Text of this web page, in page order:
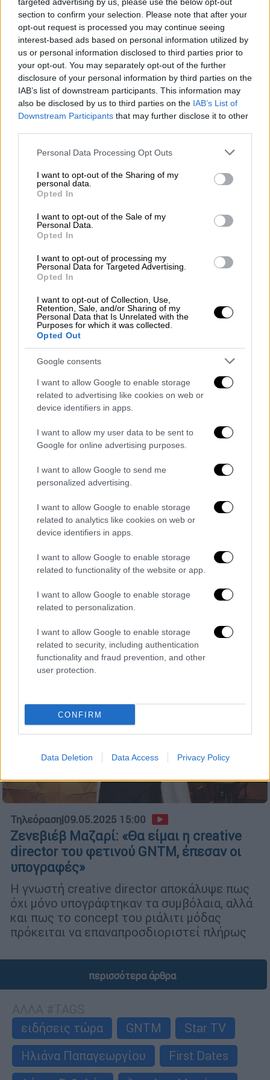
section to confirm your selection. Please note that after your
opt-out request is processed you may continue seeing
interest-based ads based on personal information utilized by
us or personal information disclosed to third parties prior to
your opt-out. You may separately opt-out of the further
disclosure of your personal information by third parties on the
IAB’s list of downstream participants. This information may
also be disclosed by us to third parties on the IAB’s List of
Downstream Participants that may further disclose it to other
Please note that this website/app uses one or more Google
not limited to your visit or usage behaviour. You may click to
grant or deny consent to Google and its third-party tags to
use your data for below specified purposes in below Google
consent section.
Personal Data Processing Opt Outs
I want to opt-out of the Sharing of my
personal data.
Opted In
I want to opt-out of the Sale of my
Personal Data.
Opted In
I want to opt-out of processing my
Personal Data for Targeted Advertising.
Opted In
I want to opt-out of Collection, Use,
Retention, Sale, and/or Sharing of my
Personal Data that Is Unrelated with the
Purposes for which it was collected.
Opted Out
Google consents
I want to allow Google to enable storage
related to advertising like cookies on web or
device identifiers in apps.
I want to allow my user data to be sent to
Google for online advertising purposes.
I want to allow Google to send me
personalized advertising.
I want to allow Google to enable storage
related to analytics like cookies on web or
device identifiers in apps.
I want to allow Google to enable storage
related to functionality of the website or app.
I want to allow Google to enable storage
related to personalization.
I want to allow Google to enable storage
related to security, including authentication
functionality and fraud prevention, and other
user protection.
CONFIRM
Data Deletion Data Access Privacy Policy
Τηλεόραση|24.06.2025 10:13
Κυκλοφόρησε το τρέιλερ του GNTM 6 -
Αυτοί είναι οι 5 κριτές του νέου κύκλου
Μετά από τρία χρόνια αποχής από την
Τηλεόραση|04.06.2025 11:15
GNTM: Επιστρέφει εντελώς
σε «ρόλο-κλειδί»
εξελισσόμενο χώρο μόδας
Τηλεόραση|09.05.2025 15:00
Ζενεβιέβ Μαζαρί: «Θα είμαι η creative
director του φετινού GNTM, έπεσαν οι
υπογραφές»
Η γνωστή creative director αποκάλυψε πως
όχι μόνο υπογράφτηκαν τα συμβόλαια, αλλά
και πως το concept του ριάλιτι μόδας
πρόκειται να επαναπροσδιοριστεί πλήρως
περισσότερα άρθρα
ειδήσεις τώρα
GNTM
Star TV
Ηλιάνα Παπαγεωργίου
First Dates